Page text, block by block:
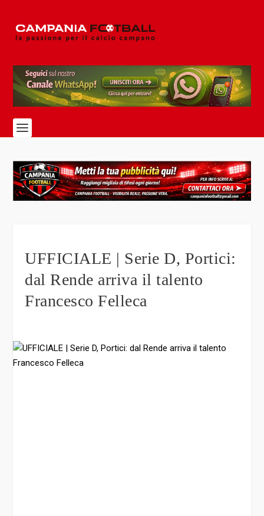
UFFICIALE | Serie D, Portici:
dal Rende arriva il talento
Francesco Felleca